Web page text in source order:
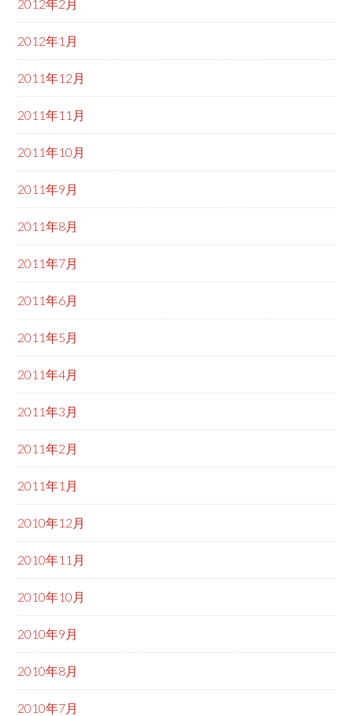
2012年2月
2012年1月
2011年12月
2011年11月
2011年10月
2011年9月
2011年8月
2011年7月
2011年6月
2011年5月
2011年4月
2011年3月
2011年2月
2011年1月
2010年12月
2010年11月
2010年10月
2010年9月
2010年8月
2010年7月